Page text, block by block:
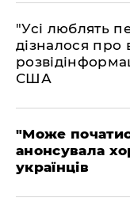
"Усі люблять
дізналося про
США
"Може
анонсувала
українців